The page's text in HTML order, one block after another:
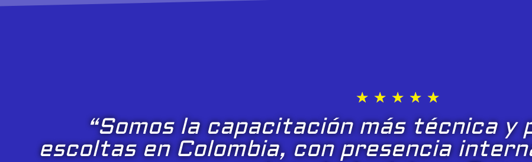
★ ★ ★ ★ ★
“Somos la capacitación más técnica y
escoltas en Colombia, con presencia